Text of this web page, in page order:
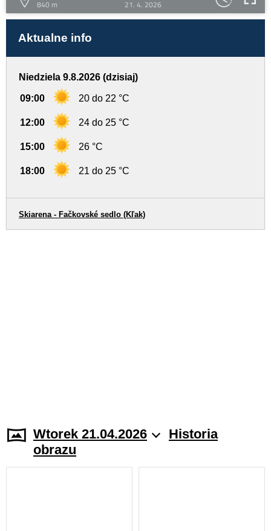
840 m
21. 4. 2026
Aktualne info
Niedziela 9.8.2026 (dzisiaj)
09:00 20 do 22 °C
12:00 24 do 25 °C
15:00 26 °C
18:00 21 do 25 °C
Skiarena - Fačkovské sedlo (Kľak)
Wtorek 21.04.2026
Historia
obrazu